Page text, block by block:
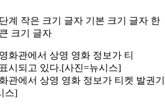
계 작은 크기 글자 기본 크기 글자 한
크기 글자
관에서 상영 영화 정보가 티켓 발권
스]